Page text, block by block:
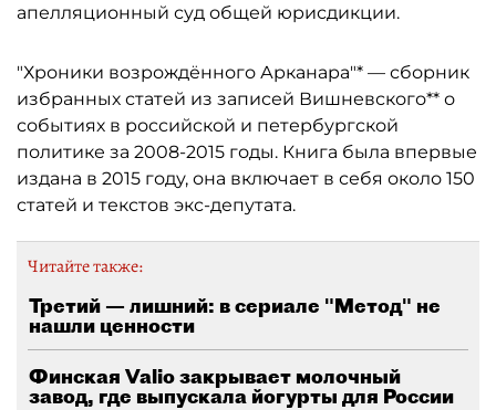
апелляционный суд общей юрисдикции.
"Хроники возрождённого Арканара"* — сборник
избранных статей из записей Вишневского** о
событиях в российской и петербургской
политике за 2008-2015 годы. Книга была впервые
издана в 2015 году, она включает в себя около 150
статей и текстов экс-депутата.
Читайте также:
Третий — лишний: в сериале "Метод" не
нашли ценности
Финская Valio закрывает молочный
завод, где выпускала йогурты для России